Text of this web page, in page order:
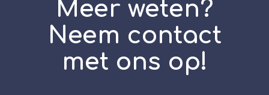
Meer weten?
Neem contact
met ons op!